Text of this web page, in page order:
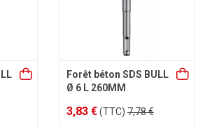
Forêt béton SDS BULL
Ø 6 L 260MM
3,83 €(TTC) 7,78 €